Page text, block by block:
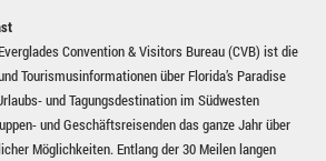
Convention & Visitors Bureau (CVB) ist die
Tourismusinformationen über Florida’s Paradise
und Tagungsdestination im Südwesten
und Geschäftsreisenden das ganze Jahr über
Möglichkeiten. Entlang der 30 Meilen langen